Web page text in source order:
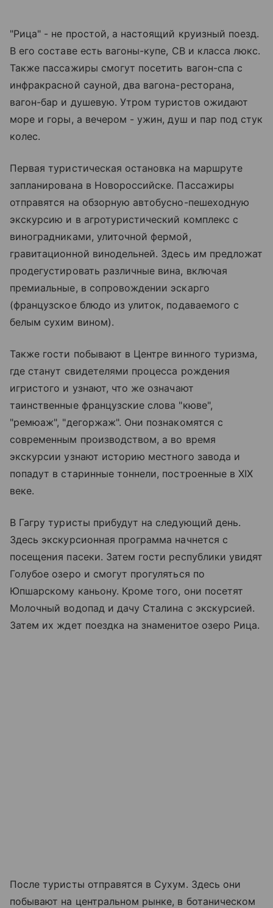
"Рица" - не простой, а настоящий круизный поезд.
В его составе есть вагоны-купе, СВ и класса люкс.
Также пассажиры смогут посетить вагон-спа с
инфракрасной сауной, два вагона-ресторана,
вагон-бар и душевую. Утром туристов ожидают
море и горы, а вечером - ужин, душ и пар под стук
колес.
Первая туристическая остановка на маршруте
запланирована в Новороссийске. Пассажиры
отправятся на обзорную автобусно-пешеходную
экскурсию и в агротуристический комплекс с
виноградниками, улиточной фермой,
гравитационной винодельней. Здесь им предложат
продегустировать различные вина, включая
премиальные, в сопровождении эскарго
(французское блюдо из улиток, подаваемого с
белым сухим вином).
Также гости побывают в Центре винного туризма,
где станут свидетелями процесса рождения
игристого и узнают, что же означают
таинственные французские слова "кюве",
"ремюаж", "дегоржаж". Они познакомятся с
современным производством, а во время
экскурсии узнают историю местного завода и
попадут в старинные тоннели, построенные в XIX
веке.
В Гагру туристы прибудут на следующий день.
Здесь экскурсионная программа начнется с
посещения пасеки. Затем гости республики увидят
Голубое озеро и смогут прогуляться по
Юпшарскому каньону. Кроме того, они посетят
Молочный водопад и дачу Сталина с экскурсией.
Затем их ждет поездка на знаменитое озеро Рица.
После туристы отправятся в Сухум. Здесь они
побывают на центральном рынке, в ботаническом